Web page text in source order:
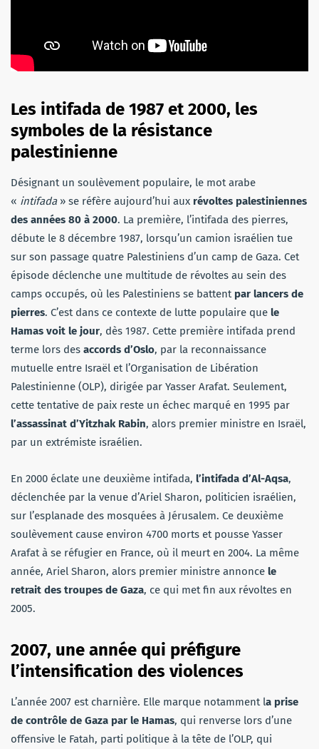
Les intifada de 1987 et 2000, les
symboles de la résistance
palestinienne
Désignant un soulèvement populaire, le mot arabe
« intifada» se réfère aujourd’hui aux révoltes palestiniennes
des années 80 à 2000. La première, l’intifada des pierres,
débute le 8 décembre 1987, lorsqu’un camion israélien tue
sur son passage quatre Palestiniens d’un camp de Gaza. Cet
épisode déclenche une multitude de révoltes au sein des
camps occupés, où les Palestiniens se battent par lancers de
pierres. C’est dans ce contexte de lutte populaire que le
Hamas voit le jour, dès 1987. Cette première intifada prend
terme lors des accords d’Oslo, par la reconnaissance
mutuelle entre Israël et l’Organisation de Libération
Palestinienne (OLP), dirigée par Yasser Arafat. Seulement,
cette tentative de paix reste un échec marqué en 1995 par
l’assassinat d’Yitzhak Rabin, alors premier ministre en Israël,
par un extrémiste israélien.
En 2000 éclate une deuxième intifada, l’intifada d’Al-Aqsa,
déclenchée par la venue d’Ariel Sharon, politicien israélien,
sur l’esplanade des mosquées à Jérusalem. Ce deuxième
soulèvement cause environ 4700 morts et pousse Yasser
Arafat à se réfugier en France, où il meurt en 2004. La même
année, Ariel Sharon, alors premier ministre annonce le
retrait des troupes de Gaza, ce qui met fin aux révoltes en
2005.
2007, une année qui préfigure
l’intensification des violences
L’année 2007 est charnière. Elle marque notamment la prise
de contrôle de Gaza par le Hamas, qui renverse lors d’une
offensive le Fatah, parti politique à la tête de l’OLP, qui